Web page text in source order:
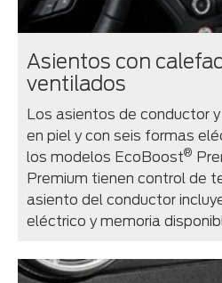
Asientos con
ventilados
Los asientos de conductor
en piel y con seis formas
los modelos EcoBoost®
Premium tienen control de
asiento del conductor
eléctrico y memoria